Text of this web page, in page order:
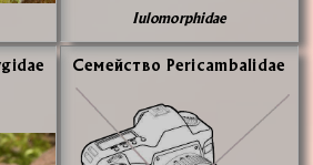
Iulomorphidae
Се­мей­ство Pericambalidae